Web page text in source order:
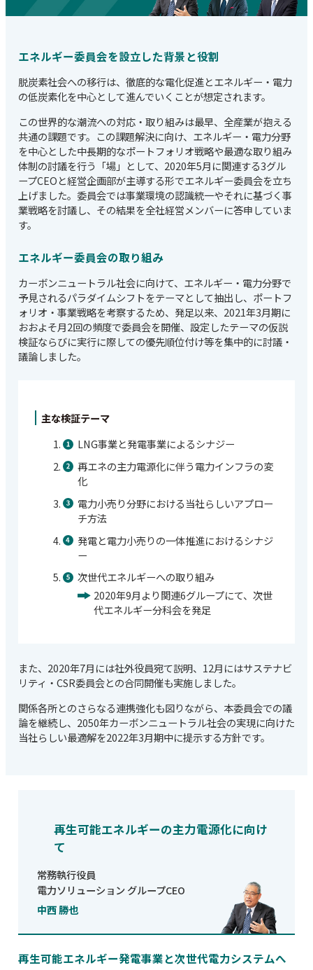
エネルギー委員会を設立した背景と役割
脱炭素社会への移行は、徹底的な電化促進とエネルギー・電力
の低炭素化を中心として進んでいくことが想定されます。
この世界的な潮流への対応・取り組みは最早、全産業が抱える
共通の課題です。この課題解決に向け、エネルギー・電力分野
を中心とした中長期的なポートフォリオ戦略や最適な取り組み
体制の討議を行う「場」として、2020年5月に関連する3グル
ープCEOと経営企画部が主導する形でエネルギー委員会を立ち
上げました。委員会では事業環境の認識統一やそれに基づく事
業戦略を討議し、その結果を全社経営メンバーに答申していま
す。
エネルギー委員会の取り組み
カーボンニュートラル社会に向けて、エネルギー・電力分野で
予見されるパラダイムシフトをテーマとして抽出し、ポートフ
ォリオ・事業戦略を考察するため、発足以来、2021年3月期に
おおよそ月2回の頻度で委員会を開催、設定したテーマの仮説
検証ならびに実行に際しての優先順位付け等を集中的に討議・
議論しました。
主な検証テーマ
LNG事業と発電事業によるシナジー
再エネの主力電源化に伴う電力インフラの変
化
電力小売り分野における当社らしいアプロー
チ方法
発電と電力小売りの一体推進におけるシナジ
ー
次世代エネルギーへの取り組み
2020年9月より関連6グループにて、次世
代エネルギー分科会を発足
また、2020年7月には社外役員宛て説明、12月にはサステナビ
リティ・CSR委員会との合同開催も実施しました。
関係各所とのさらなる連携強化も図りながら、本委員会での議
論を継続し、2050年カーボンニュートラル社会の実現に向けた
当社らしい最適解を2022年3月期中に提示する方針です。
再生可能エネルギーの主力電源化に向け
て
常務執行役員
電力ソリューション グループCEO
中西 勝也
再生可能エネルギー発電事業と次世代電力システムへ